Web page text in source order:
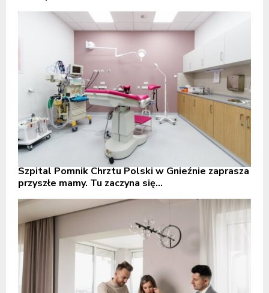
Szpital Pomnik Chrztu Polski w Gnieźnie zaprasza
przyszłe mamy. Tu zaczyna się...